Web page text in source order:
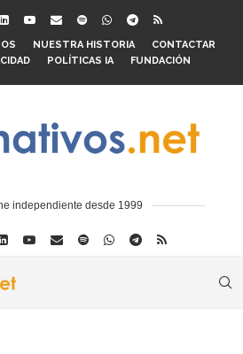
NUESTRA HISTORIA
CONTACTAR
POLÍTICAS IA FUNDACIÓN
independiente desde 1999